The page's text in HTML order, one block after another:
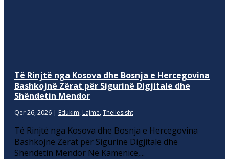
Të Rinjtë nga Kosova dhe Bosnja e Hercegovina
Bashkojnë Zërat për Sigurinë Digjitale dhe
Shëndetin Mendor
Qer 26, 2026 | Edukim, Lajme, Thellesisht
Të Rinjtë nga Kosova dhe Bosnja e Hercegovina
Bashkojnë Zërat për Sigurinë Digjitale dhe
Shëndetin Mendor Në Kamenicë,...